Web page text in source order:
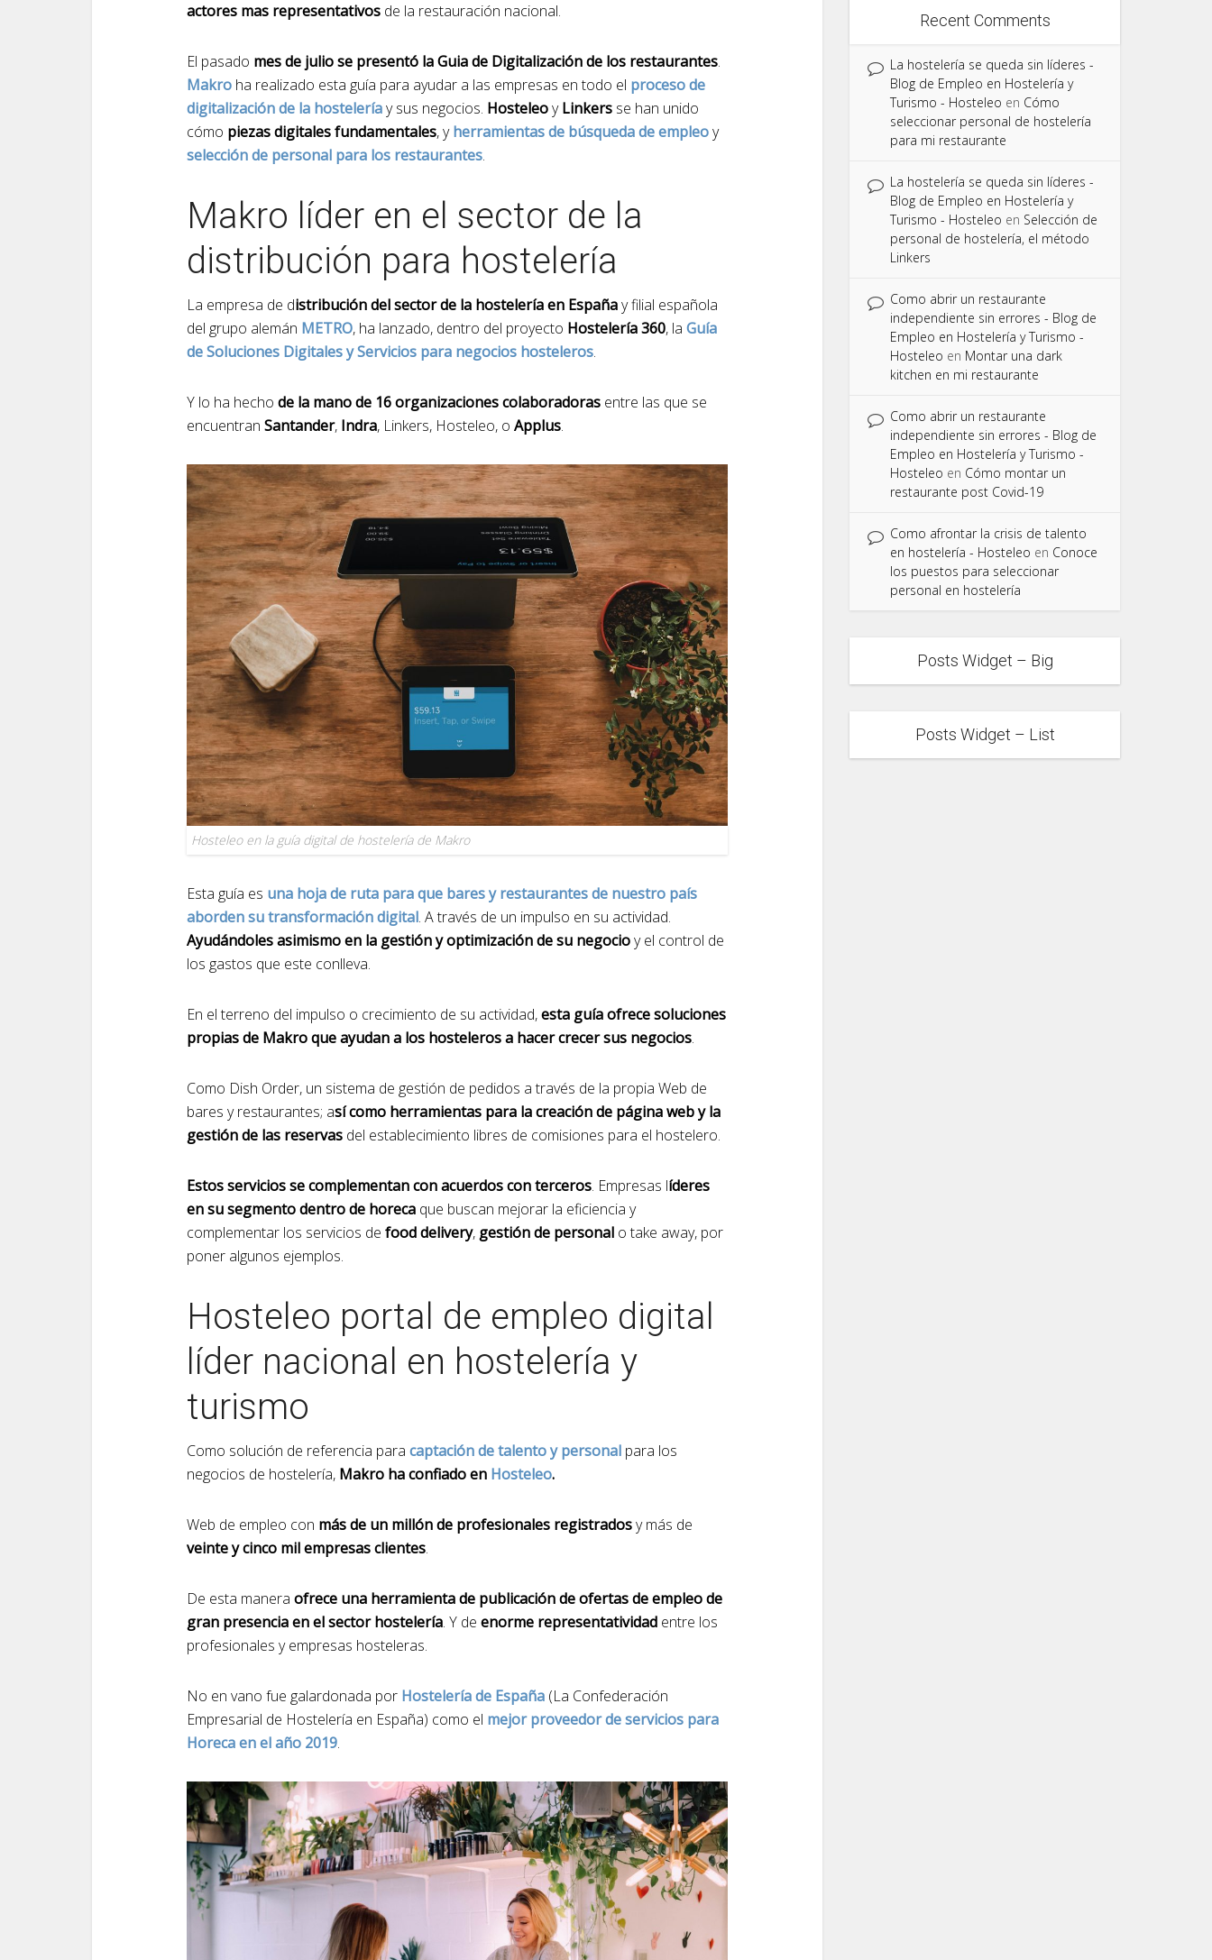
actores mas representativos de la restauración nacional.
El pasado mes de julio se presentó la Guia de Digitalización de los restaurantes.
Makro ha realizado esta guía para ayudar a las empresas en todo el proceso de
digitalización de la hosteleríay sus negocios. HosteleoyLinkers se han unido
cómo piezas digitales fundamentales, yherramientas de búsqueda de empleoy
selección de personal para los restaurantes.
Makro líder en el sector de la
distribución para hostelería
La empresa de distribución del sector de la hostelería en Españay filial española
del grupo alemán METRO, ha lanzado, dentro del proyecto Hostelería 360, la Guía
de Soluciones Digitales y Servicios para negocios hosteleros.
Y lo ha hecho de la mano de 16 organizaciones colaboradoras entre las que se
encuentran Santander, Indra, Linkers, Hosteleo, o Applus.
Hosteleo en la guía digital de hostelería de Makro
Esta guía es una hoja de ruta para que bares y restaurantes de nuestro país
aborden su transformación digital. A través de un impulso en su actividad.
Ayudándoles asimismo en la gestión y optimización de su negocioy el control de
los gastos que este conlleva.
En el terreno del impulso o crecimiento de su actividad,esta guía ofrece soluciones
propias de Makro que ayudan a los hosteleros a hacer crecer sus negocios.
Como Dish Order, un sistema de gestión de pedidos a través de la propia Web de
bares y restaurantes; así como herramientas para la creación de página web y la
gestión de las reservas del establecimiento libres de comisiones para el hostelero.
Estos servicios se complementan con acuerdos con terceros. Empresas líderes
en su segmento dentro de horeca que buscan mejorar la eficiencia y
complementar los servicios de food delivery, gestión de personal o take away, por
poner algunos ejemplos.
Hosteleo portal de empleo digital
líder nacional en hostelería y
turismo
Como solución de referencia para captación de talento y personal para los
negocios de hostelería, Makro ha confiado en Hosteleo.
Web de empleo con más de un millón de profesionales registradosy más de
veinte y cinco mil empresas clientes.
De esta manera ofrece una herramienta de publicación de ofertas de empleo de
gran presencia en el sector hostelería. Y de enorme representatividad entre los
profesionales y empresas hosteleras.
No en vano fue galardonada por Hostelería de España (La Confederación
Empresarial de Hostelería en España) como el mejor proveedor de servicios para
Horeca en el año 2019.
Recent Comments
La hostelería se queda sin líderes -
Blog de Empleo en Hostelería y
Turismo - Hosteleo en Cómo
seleccionar personal de hostelería
para mi restaurante
La hostelería se queda sin líderes -
Blog de Empleo en Hostelería y
Turismo - Hosteleo en Selección de
personal de hostelería, el método
Linkers
Como abrir un restaurante
independiente sin errores - Blog de
Empleo en Hostelería y Turismo -
Hosteleo en Montar una dark
kitchen en mi restaurante
Como abrir un restaurante
independiente sin errores - Blog de
Empleo en Hostelería y Turismo -
Hosteleo en Cómo montar un
restaurante post Covid-19
Como afrontar la crisis de talento
en hostelería - Hosteleo en Conoce
los puestos para seleccionar
personal en hostelería
Posts Widget – Big
Posts Widget – List